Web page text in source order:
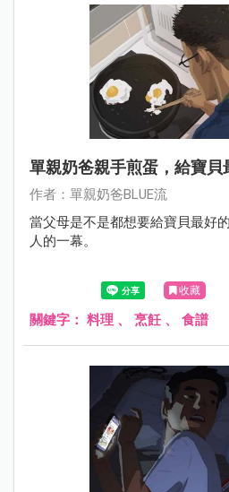
單親奶爸親手煎蛋，給寶貝
作者：單親奶爸BLUE流
當父母是不是都想要給寶貝最好
人的一幕。
收藏
關鍵字： 料理 、 烹飪、 食譜